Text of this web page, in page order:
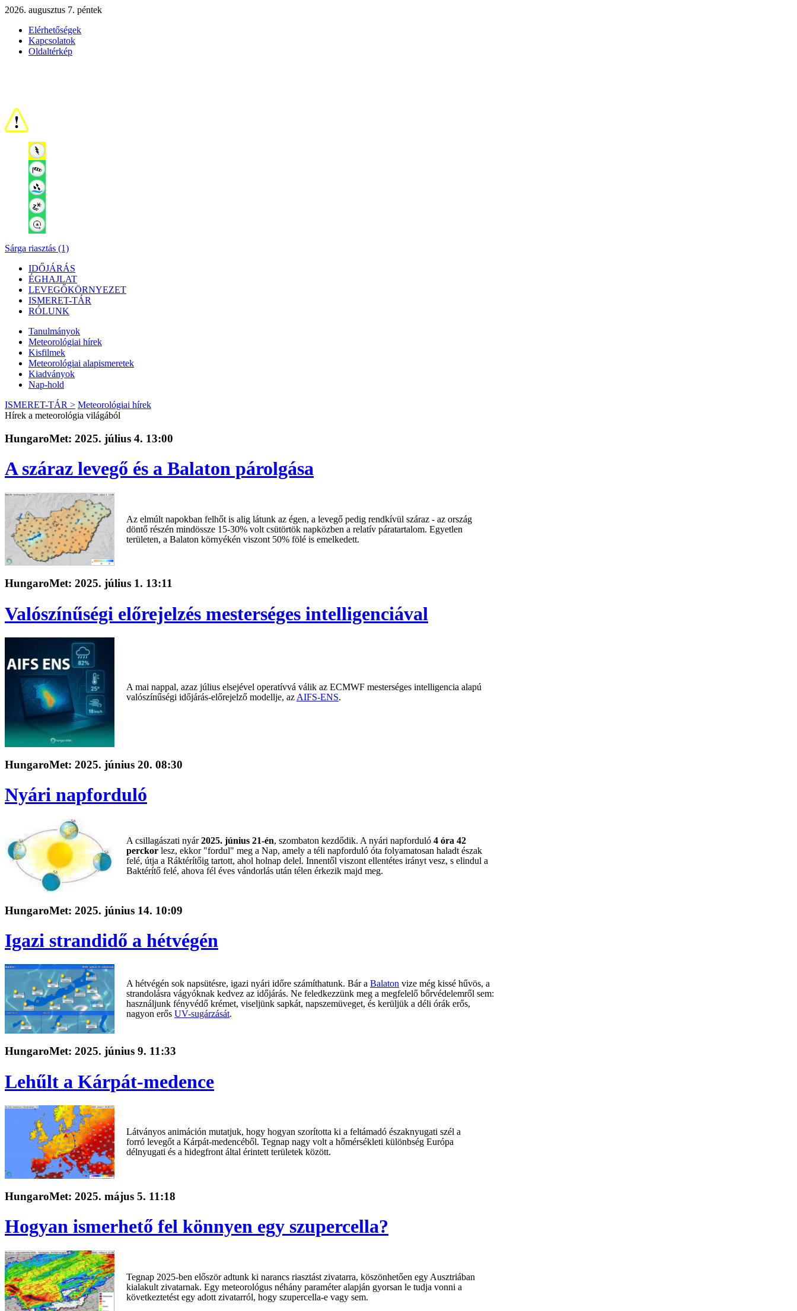
2026. augusztus 7. péntek
Elérhetőségek
Kapcsolatok
Oldaltérkép
Sárga riasztás (1)
IDŐJÁRÁS
ÉGHAJLAT
LEVEGŐKÖRNYEZET
ISMERET-TÁR
RÓLUNK
Tanulmányok
Meteorológiai hírek
Kisfilmek
Meteorológiai alapismeretek
Kiadványok
Nap-hold
ISMERET-TÁR > Meteorológiai hírek
Hírek a meteorológia világából
HungaroMet: 2025. július 4. 13:00
A száraz levegő és a Balaton párolgása
Az elmúlt napokban felhőt is alig látunk az égen, a levegő pedig rendkívül száraz - az ország
döntő részén mindössze 15-30% volt csütörtök napközben a relatív páratartalom. Egyetlen
területen, a Balaton környékén viszont 50% fölé is emelkedett.
HungaroMet: 2025. július 1. 13:11
Valószínűségi előrejelzés mesterséges intelligenciával
A mai nappal, azaz július elsejével operatívvá válik az ECMWF mesterséges intelligencia alapú
valószínűségi időjárás-előrejelző modellje, az AIFS-ENS.
HungaroMet: 2025. június 20. 08:30
Nyári napforduló
A csillagászati nyár2025. június 21-én, szombaton kezdődik. A nyári napforduló 4 óra 42
perckor lesz, ekkor "fordul" meg a Nap, amely a téli napforduló óta folyamatosan haladt észak
felé, útja a Ráktérítőig tartott, ahol holnap delel. Innentől viszont ellentétes irányt vesz, s elindul a
Baktérítő felé, ahova fél éves vándorlás után télen érkezik majd meg.
HungaroMet: 2025. június 14. 10:09
Igazi strandidő a hétvégén
A hétvégén sok napsütésre, igazi nyári időre számíthatunk. Bár a Balaton vize még kissé hűvös, a
strandolásra vágyóknak kedvez az időjárás. Ne feledkezzünk meg a megfelelő bőrvédelemről sem:
használjunk fényvédő krémet, viseljünk sapkát, napszemüveget, és kerüljük a déli órák erős,
nagyon erős UV-sugárzását.
HungaroMet: 2025. június 9. 11:33
Lehűlt a Kárpát-medence
Látványos animáción mutatjuk, hogy hogyan szorította ki a feltámadó északnyugati szél a
forró levegőt a Kárpát-medencéből. Tegnap nagy volt a hőmérsékleti különbség Európa
délnyugati és a hidegfront által érintett területek között.
HungaroMet: 2025. május 5. 11:18
Hogyan ismerhető fel könnyen egy szupercella?
Tegnap 2025-ben először adtunk ki narancs riasztást zivatarra, köszönhetően egy Ausztriában
kialakult zivatarnak. Egy meteorológus néhány paraméter alapján gyorsan le tudja vonni a
következtetést egy adott zivatarról, hogy szupercella-e vagy sem.